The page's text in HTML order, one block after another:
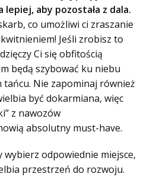
aby pozostała z dala.
co umożliwi ci zraszanie
Jeśli zrobisz to
Ci się obfitością
będą szybować ku niebu
tańcu. Nie zapominaj również
być dokarmiana, więc
z nawozów
absolutny must-have.
wybierz odpowiednie miejsce,
przestrzeń do rozwoju.